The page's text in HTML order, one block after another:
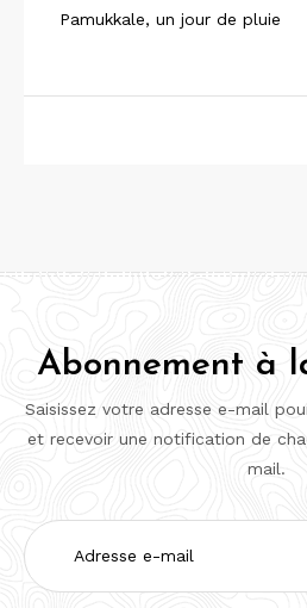
Pamukkale, un jour de pluie
Abonnement à
Saisissez votre adresse e-mail
et recevoir une notification de
mail.
Adresse
e-
mail